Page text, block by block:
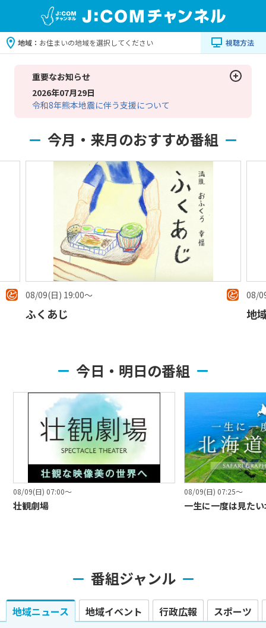
地域： お住まいの地域を選択してください 視聴方法
重要なお知らせ
2026年07月29日
令和8年熊本地震に伴う支援について
今月・来月のおすすめ番組
08/09(日) 15:00〜
地域発！ど・ろーかるNEWS
今日・明日の番組
08/09(日) 07:00〜
壮観劇場
08/09(日) 07:25〜
一生に一度は見た
番組ジャンル
地域ニュース 地域イベント 行政広報 スポーツ